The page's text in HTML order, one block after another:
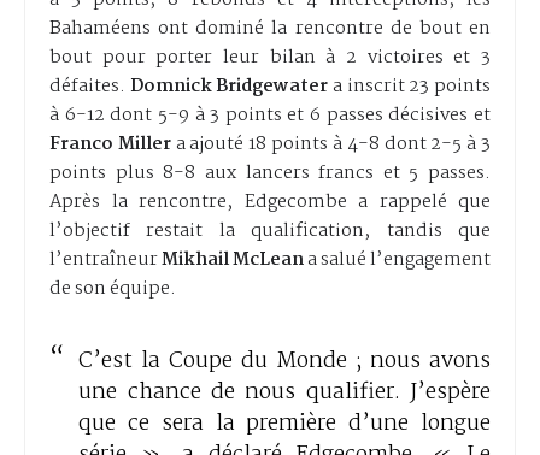
Bahaméens ont dominé la rencontre de bout en
bout pour porter leur bilan à 2 victoires et 3
défaites. Domnick Bridgewater a inscrit 23 points
à 6-12 dont 5-9 à 3 points et 6 passes décisives et
Franco Millera ajouté 18 points à 4-8 dont 2-5 à 3
points plus 8-8 aux lancers francs et 5 passes.
Après la rencontre, Edgecombe a rappelé que
l’objectif restait la qualification, tandis que
l’entraîneurMikhail McLeana salué l’engagement
de son équipe.
C’est la Coupe du Monde ; nous avons
une chance de nous qualifier. J’espère
que ce sera la première d’une longue